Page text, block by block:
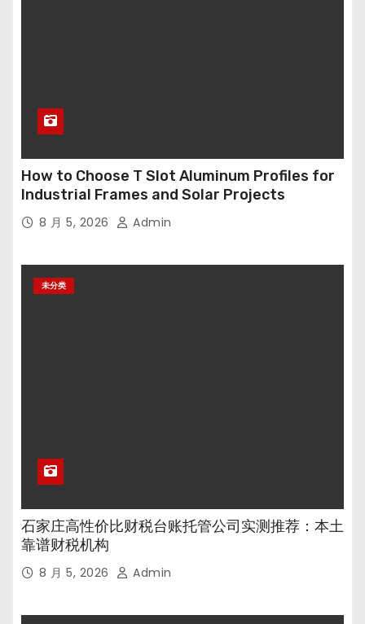
How to Choose T Slot Aluminum Profiles for
Industrial Frames and Solar Projects
8 月 5, 2026 Admin
未分类
石家庄高性价比财税台账托管公司实测推荐：本土
靠谱财税机构
8 月 5, 2026 Admin